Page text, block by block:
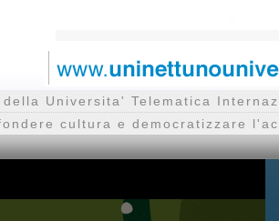
Universita' Telematica
cultura e democratizzare